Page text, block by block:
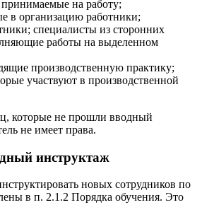
на работу;
в организацию работники;
специалисты из сторонних
работы на выделенном
производственную практику;
участвуют в производственной
которые не прошли вводный
не имеет права.
инструктаж
новых сотрудников по
в п. 2.1.2 Порядка обучения. Это